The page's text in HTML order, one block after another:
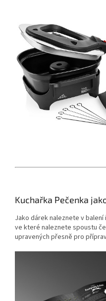
Kuchařka Pečenka
Jako dárek naleznete v balení
ve které naleznete spoustu
upravených přesně pro